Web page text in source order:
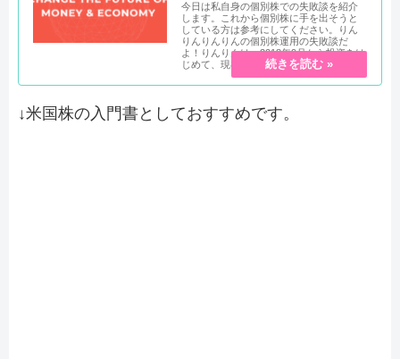
今日は私自身の個別株での失敗談を紹介
します。これから個別株に手を出そうと
している方は参考にしてください。りん
りんりんりんの個別株運用の失敗談だ
よ！りんりんは、2018年9月から投資をは
じめて、現在は投資信託...
↓米国株の入門書としておすすめです。